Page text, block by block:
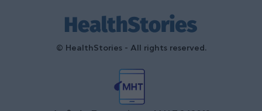
© HealthStories - All rights reserved.